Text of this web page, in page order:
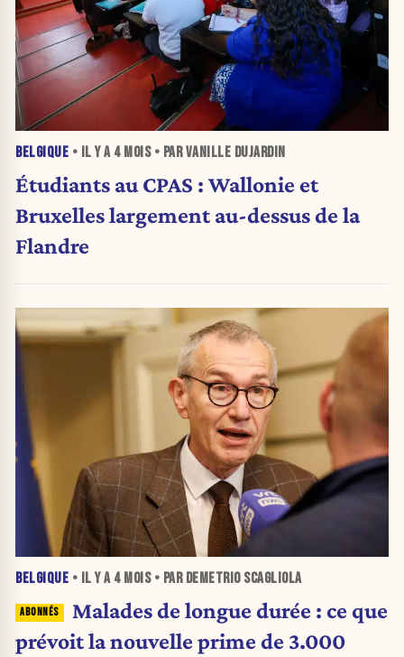
BELGIQUE • IL Y A 4 MOIS• PAR VANILLE DUJARDIN
Étudiants au CPAS : Wallonie et
Bruxelles largement au-dessus de la
Flandre
BELGIQUE • IL Y A 4 MOIS• PAR DEMETRIO SCAGLIOLA
Malades de longue durée : ce que
prévoit la nouvelle prime de 3.000